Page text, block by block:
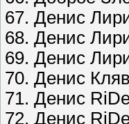
67. Денис
68. Денис
69. Денис
70. Денис
71. Денис
72. Денис